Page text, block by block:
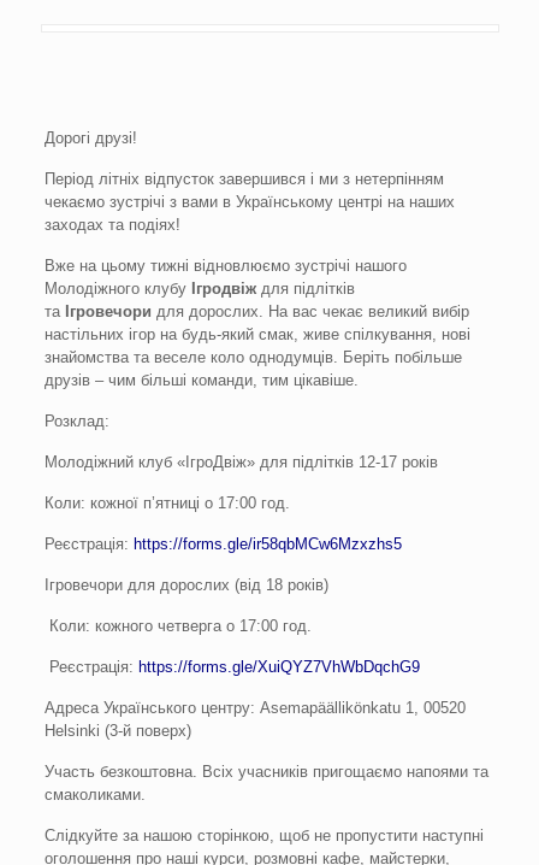
Дорогі друзі!
Період літніх відпусток завершився і ми з нетерпінням
чекаємо зустрічі з вами в Українському центрі на наших
заходах та подіях!
Вже на цьому тижні відновлюємо зустрічі нашого
Молодіжного клубу Ігродвіждля підлітків
та Ігровечори для дорослих. На вас чекає великий вибір
настільних ігор на будь-який смак, живе спілкування, нові
знайомства та веселе коло однодумців. Беріть побільше
друзів – чим більші команди, тим цікавіше.
Розклад:
Молодіжний клуб «ІгроДвіж» для підлітків 12-17 років
Коли: кожної п’ятниці о 17:00 год.
Реєстрація: https://forms.gle/ir58qbMCw6Mzxzhs5
Ігровечори для дорослих (від 18 років)
Коли: кожного четверга о 17:00 год.
Реєстрація: https://forms.gle/XuiQYZ7VhWbDqchG9
Адреса Українського центру: Asemapäällikönkatu 1, 00520
Helsinki (3-й поверх)
Участь безкоштовна. Всіх учасників пригощаємо напоями та
смаколиками.
Слідкуйте за нашою сторінкою, щоб не пропустити наступні
оголошення про наші курси, розмовні кафе, майстерки,